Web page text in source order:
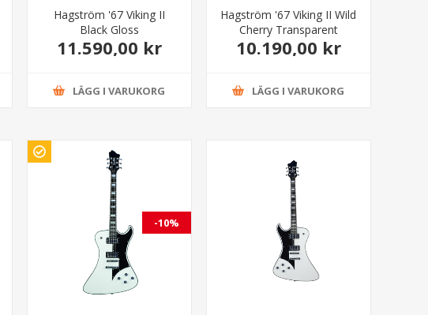
Hagström '67 Viking II
Black Gloss
11.590,00 kr
LÄGG I VARUKORG
Hagström '67 Viking II Wild
Cherry Transparent
10.190,00 kr
LÄGG I VARUKORG
-10%